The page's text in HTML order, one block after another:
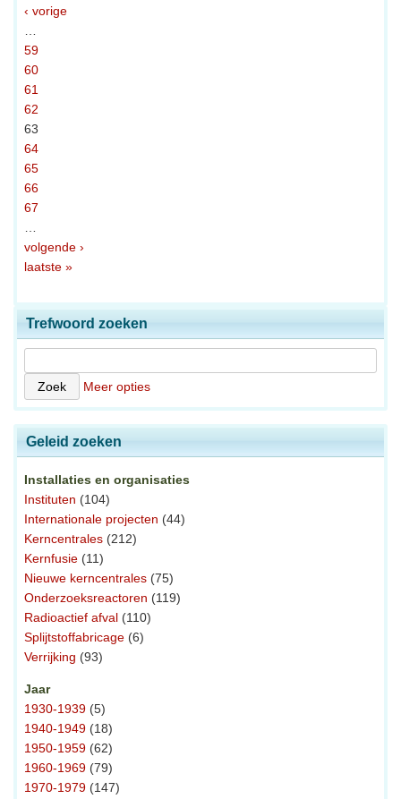
‹ vorige
…
59
60
61
62
63
64
65
66
67
…
volgende ›
laatste »
Trefwoord zoeken
Meer opties
Geleid zoeken
Installaties en organisaties
Instituten (104)
Internationale projecten (44)
Kerncentrales (212)
Kernfusie (11)
Nieuwe kerncentrales (75)
Onderzoeksreactoren (119)
Radioactief afval (110)
Splijtstoffabricage (6)
Verrijking (93)
Jaar
1930-1939 (5)
1940-1949 (18)
1950-1959 (62)
1960-1969 (79)
1970-1979 (147)